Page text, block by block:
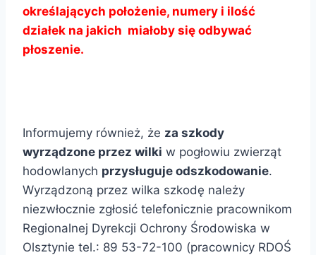
określających położenie, numery i ilość
działek na jakich miałoby się odbywać
płoszenie.
Informujemy również, że za szkody
wyrządzone przez wilki w pogłowiu zwierząt
hodowlanych przysługuje odszkodowanie.
Wyrządzoną przez wilka szkodę należy
niezwłocznie zgłosić telefonicznie pracownikom
Regionalnej Dyrekcji Ochrony Środowiska w
Olsztynie tel.: 89 53-72-100 (pracownicy RDOŚ